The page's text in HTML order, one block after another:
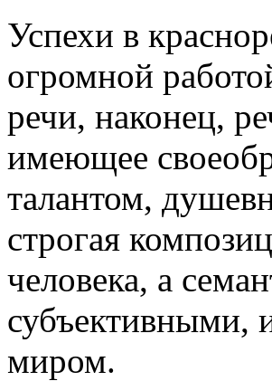
Успехи в
огромной
речи, наконец,
имеющее
талантом,
строгая
человека, а
субъективными,
миром.